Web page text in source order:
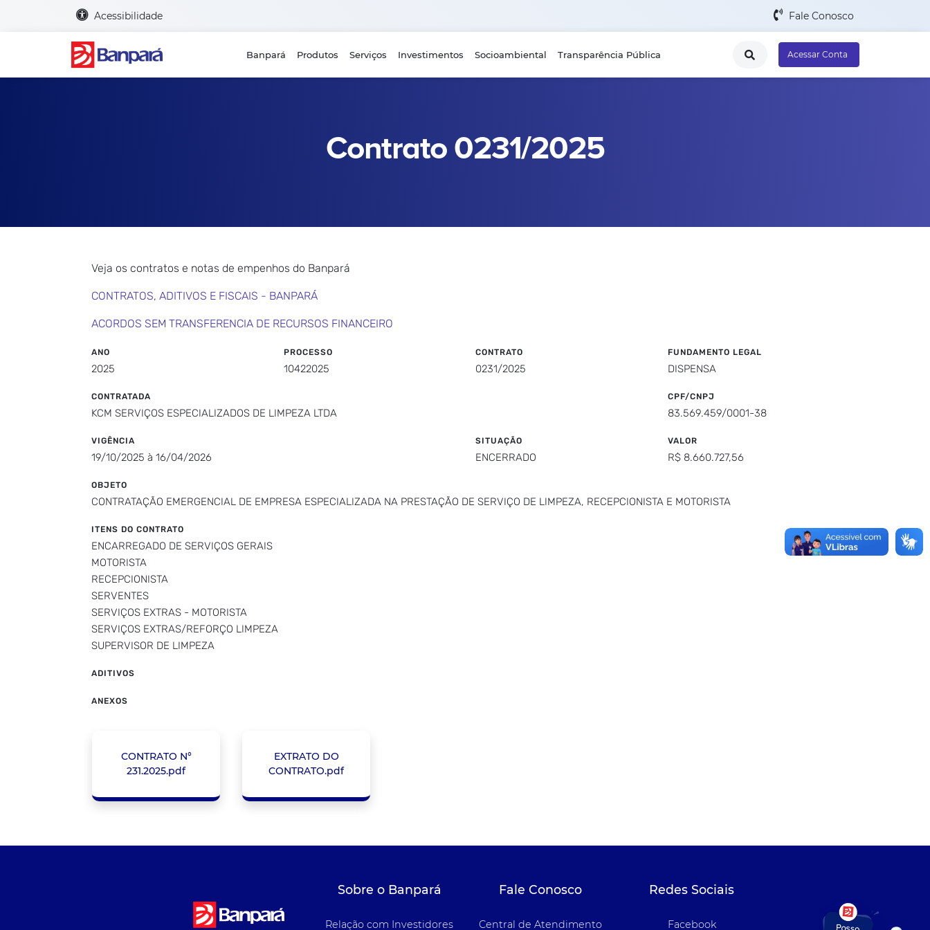
Acessibilidade Fale Conosco
Banpará Produtos Serviços Investimentos Socioambiental Transparência Pública Acessar Conta
Contrato 0231/2025
Veja os contratos e notas de empenhos do Banpará
CONTRATOS, ADITIVOS E FISCAIS - BANPARÁ
ACORDOS SEM TRANSFERENCIA DE RECURSOS FINANCEIRO
ANO
2025
PROCESSO
10422025
CONTRATO
0231/2025
FUNDAMENTO LEGAL
DISPENSA
CONTRATADA
KCM SERVIÇOS ESPECIALIZADOS DE LIMPEZA LTDA
CPF/CNPJ
83.569.459/0001-38
VIGÊNCIA
19/10/2025 à 16/04/2026
SITUAÇÃO
ENCERRADO
VALOR
R$ 8.660.727,56
OBJETO
CONTRATAÇÃO EMERGENCIAL DE EMPRESA ESPECIALIZADA NA PRESTAÇÃO DE SERVIÇO DE LIMPEZA, RECEPCIONISTA E MOTORISTA
ITENS DO CONTRATO
ENCARREGADO DE SERVIÇOS GERAIS
MOTORISTA
RECEPCIONISTA
SERVENTES
SERVIÇOS EXTRAS - MOTORISTA
SERVIÇOS EXTRAS/REFORÇO LIMPEZA
SUPERVISOR DE LIMPEZA
ADITIVOS
ANEXOS
CONTRATO N°
231.2025.pdf
EXTRATO DO
CONTRATO.pdf
Sobre o Banpará
Relação com Investidores
Fale Conosco
Central de Atendimento
Redes Sociais
Facebook